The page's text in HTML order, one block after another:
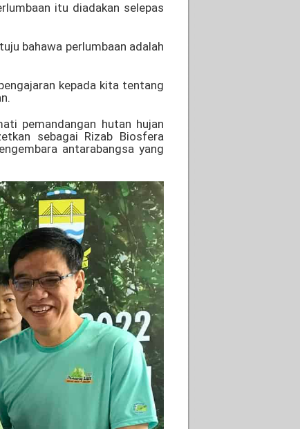
itu diadakan selepas
bahawa perlumbaan adalah
kepada kita tentang
pemandangan hutan hujan
sebagai Rizab Biosfera
antarabangsa yang